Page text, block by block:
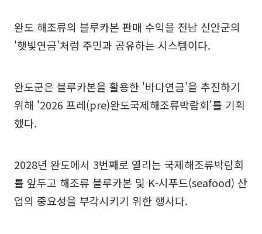
완도 해조류의 블루카본 판매 수익을 전남 신안군의
'햇빛연금'처럼 주민과 공유하는 시스템이다.
완도군은 블루카본을 활용한 '바다연금'을 추진하기
위해 '2026 프레(pre)완도국제해조류박람회'를 기획
했다.
2028년 완도에서 3번째로 열리는 국제해조류박람회
를 앞두고 해조류 블루카본 및 K-시푸드(seafood) 산
업의 중요성을 부각시키기 위한 행사다.